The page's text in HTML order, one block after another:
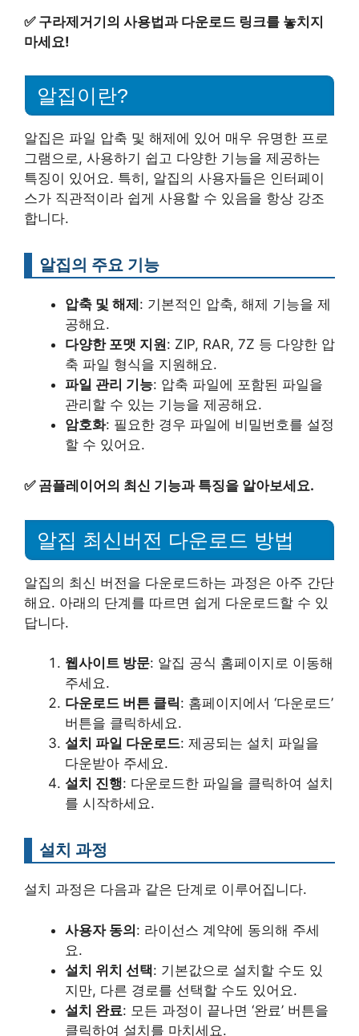
✅ 구라제거기의 사용법과 다운로드 링크를 놓치지
마세요!
알집이란?
알집은 파일 압축 및 해제에 있어 매우 유명한 프로
그램으로, 사용하기 쉽고 다양한 기능을 제공하는
특징이 있어요. 특히, 알집의 사용자들은 인터페이
스가 직관적이라 쉽게 사용할 수 있음을 항상 강조
합니다.
알집의 주요 기능
압축 및 해제 : 기본적인 압축, 해제 기능을 제
공해요.
다양한 포맷 지원: ZIP, RAR, 7Z 등 다양한 압
축 파일 형식을 지원해요.
파일 관리 기능: 압축 파일에 포함된 파일을
관리할 수 있는 기능을 제공해요.
암호화: 필요한 경우 파일에 비밀번호를 설정
할 수 있어요.
✅ 곰플레이어의 최신 기능과 특징을 알아보세요.
알집 최신버전 다운로드 방법
알집의 최신 버전을 다운로드하는 과정은 아주 간단
해요. 아래의 단계를 따르면 쉽게 다운로드할 수 있
답니다.
웹사이트 방문: 알집 공식 홈페이지로 이동해
주세요.
다운로드 버튼 클릭: 홈페이지에서 ‘다운로드’
버튼을 클릭하세요.
설치 파일 다운로드: 제공되는 설치 파일을
다운받아 주세요.
설치 진행: 다운로드한 파일을 클릭하여 설치
를 시작하세요.
설치 과정
설치 과정은 다음과 같은 단계로 이루어집니다.
사용자 동의: 라이선스 계약에 동의해 주세
요.
설치 위치 선택: 기본값으로 설치할 수도 있
지만, 다른 경로를 선택할 수도 있어요.
설치 완료: 모든 과정이 끝나면 ‘완료’ 버튼을
클릭하여 설치를 마치세요.